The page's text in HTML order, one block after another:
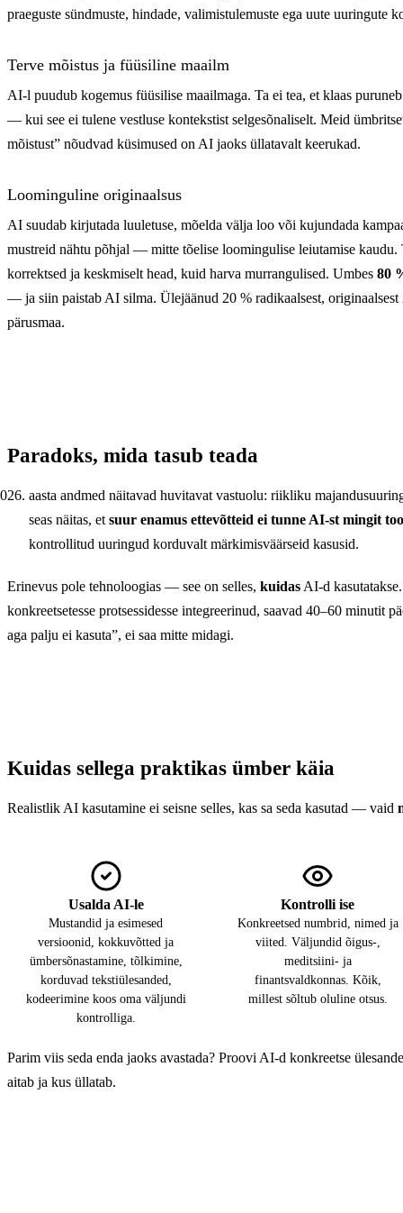
praeguste sündmuste, hindade, valimistulemuste ega uute uuringute
Terve mõistus ja füüsiline maailm
AI-l puudub kogemus füüsilise maailmaga. Ta ei tea, et klaas
— kui see ei tulene vestluse kontekstist selgesõnaliselt. Meid
mõistust” nõudvad küsimused on AI jaoks üllatavalt keerukad.
Loominguline originaalsus
AI suudab kirjutada luuletuse, mõelda välja loo või kujundada
mustreid nähtu põhjal — mitte tõelise loomingulise leiutamise kaudu.
korrektsed ja keskmiselt head, kuid harva murrangulised. Umbes 80
— ja siin paistab AI silma. Ülejäänud 20 % radikaalsest,
pärusmaa.
Paradoks, mida tasub teada
aasta andmed näitavad huvitavat vastuolu: riikliku
seas näitas, et suur enamus ettevõtteid ei tunne AI-st mingit
kontrollitud uuringud korduvalt märkimisväärseid kasusid.
Erinevus pole tehnoloogias — see on selles, kuidas AI-d
konkreetsetesse protsessidesse integreerinud, saavad 40–60 minutit
aga palju ei kasuta”, ei saa mitte midagi.
Kuidas sellega praktikas ümber käia
Realistlik AI kasutamine ei seisne selles, kas sa seda kasutad — vaid
Usalda AI-le
Mustandid ja esimesed
versioonid, kokkuvõtted ja
ümbersõnastamine, tõlkimine,
korduvad tekstiülesanded,
kodeerimine koos oma väljundi
kontrolliga.
Kontrolli ise
Konkreetsed numbrid, nimed ja
viited. Väljundid õigus-,
meditsiini- ja
finantsvaldkonnas. Kõik,
millest sõltub oluline otsus.
Parim viis seda enda jaoks avastada? Proovi AI-d konkreetse
aitab ja kus üllatab.